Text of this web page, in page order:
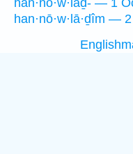
han·nō·w·laḏ- — 1
han·nō·w·lā·ḏîm —